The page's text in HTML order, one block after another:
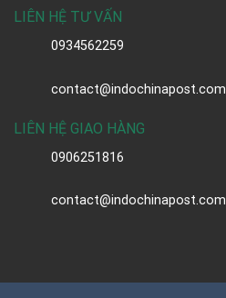
LIÊN HỆ TƯ VẤN
0934562259
contact@indochinapost.com
LIÊN HỆ GIAO HÀNG
0906251816
contact@indochinapost.com